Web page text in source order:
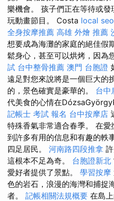
樂機會。 孩子們正在等待或
玩動畫節目。 Costa local seo
全身按摩推薦 高雄 外燴 推薦
想要成為海灘的家庭的絕佳假
鬆身心，甚至可以烘烤，因為
試 台中整骨推薦 澳門 台胞證
遠足對您來說將是一個巨大的
的，景色確實是豪華的。 台中
代美食的心情在
記帳士 考試 報名 台中按摩店
特殊香氣非常適合春季。 在
到許多有用的信息和有趣的軼
四足居民。 河南路四段推拿
這根本不足為奇。 台胞證新北
愛好者提供了景點。 學習按摩
色的岩石，浪漫的海灣和捕捉
者。 記帳相關法規概要 在島